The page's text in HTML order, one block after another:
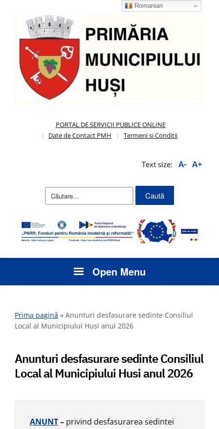
PORTAL DE SERVICII PUBLICE ONLINE
Date de Contact PMH
Termeni si Conditii
Text size: A- A+
Caută
Open Menu
Prima pagină » Anunturi desfasurare sedinte Consiliul
Local al Municipiului Husi anul 2026
Anunturi desfasurare sedinte Consiliul
Local al Municipiului Husi anul 2026
ANUNT– privind desfasurarea sedintei
Romanian